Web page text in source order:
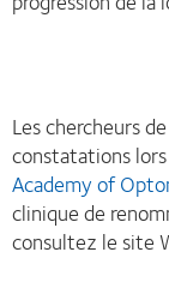
Les chercheurs
constatations lors
Academy of
clinique de
consultez le site